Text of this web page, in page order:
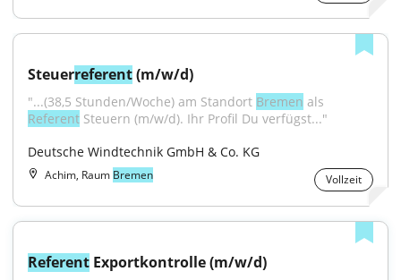
Steuerreferent (m/w/d)
"...(38,5 Stunden/Woche) am Standort Bremen
Referent Steuern (m/w/d). Ihr Profil Du verfügst..."
Deutsche Windtechnik GmbH & Co. KG
Achim, Raum Bremen Vollzeit
Referent Exportkontrolle (m/w/d)